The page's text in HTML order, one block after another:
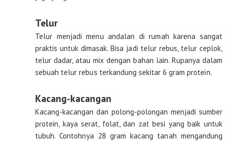
Telur
Telur menjadi menu andalan di rumah karena sangat
praktis untuk dimasak. Bisa jadi telur rebus, telur ceplok,
telur dadar, atau mix dengan bahan lain. Rupanya dalam
sebuah telur rebus terkandung sekitar 6 gram protein.
Kacang-kacangan
Kacang-kacangan dan polong-polongan menjadi sumber
protein, kaya serat, folat, dan zat besi yang baik untuk
tubuh. Contohnya 28 gram kacang tanah mengandung